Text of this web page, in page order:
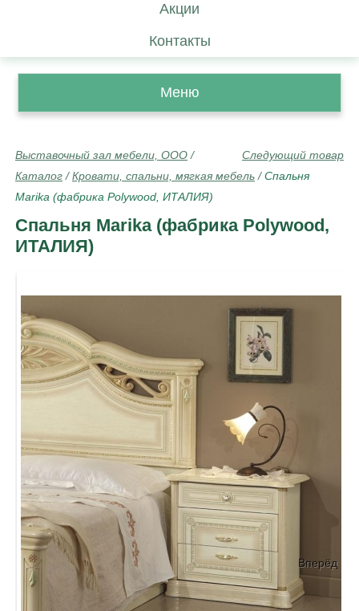
Акции
Контакты
Меню
Следующий товар
Выставочный зал мебели, ООО /
Каталог /Кровати, спальни, мягкая мебель /Спальня
Marika (фабрика Polywood, ИТАЛИЯ)
Спальня Marika (фабрика Polywood,
ИТАЛИЯ)
Вперёд